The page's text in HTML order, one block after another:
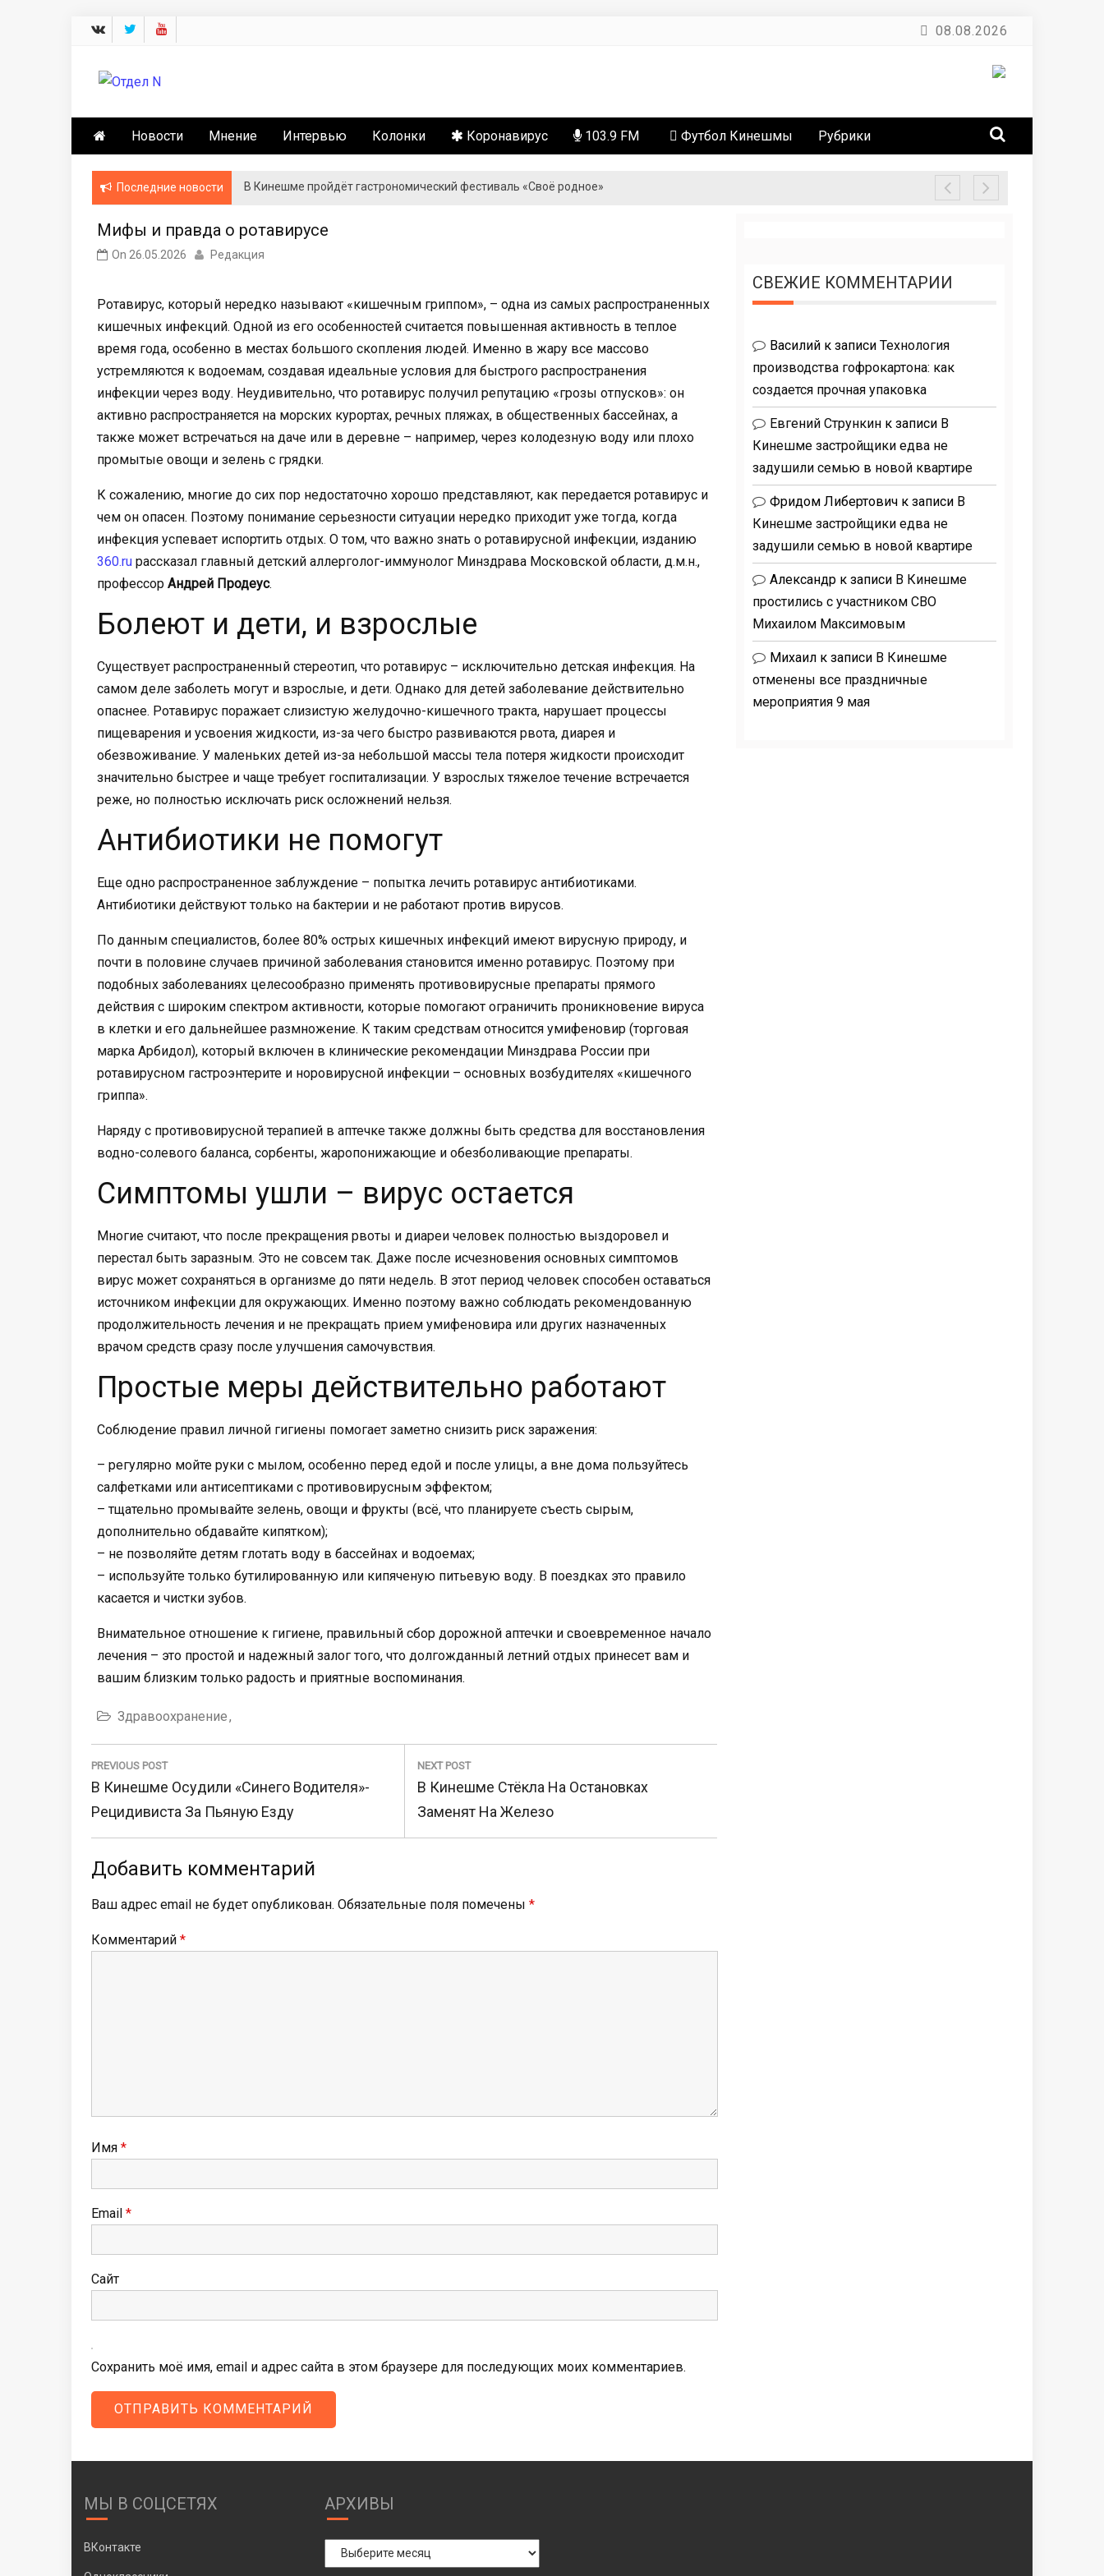
Skip
content
08.08.2026
Отдел N
Новости Мнение Интервью Колонки Коронавирус 103.9 FM Футбол Кинешмы Рубрики
Последние новости В Кинешме пройдёт гастрономический фестиваль «Своё родное»
Мифы и правда о ротавирусе
On 26.05.2026 Редакция
Ротавирус, который нередко называют «кишечным гриппом», – одна из самых распространенных
кишечных инфекций. Одной из его особенностей считается повышенная активность в теплое
время года, особенно в местах большого скопления людей. Именно в жару все массово
устремляются к водоемам, создавая идеальные условия для быстрого распространения
инфекции через воду. Неудивительно, что ротавирус получил репутацию «грозы отпусков»: он
активно распространяется на морских курортах, речных пляжах, в общественных бассейнах, а
также может встречаться на даче или в деревне – например, через колодезную воду или плохо
промытые овощи и зелень с грядки.
К сожалению, многие до сих пор недостаточно хорошо представляют, как передается ротавирус и
чем он опасен. Поэтому понимание серьезности ситуации нередко приходит уже тогда, когда
инфекция успевает испортить отдых. О том, что важно знать о ротавирусной инфекции, изданию
360.ru рассказал главный детский аллерголог-иммунолог Минздрава Московской области, д.м.н.,
профессор Андрей Продеус.
Болеют и дети, и взрослые
Существует распространенный стереотип, что ротавирус – исключительно детская инфекция. На
самом деле заболеть могут и взрослые, и дети. Однако для детей заболевание действительно
опаснее. Ротавирус поражает слизистую желудочно-кишечного тракта, нарушает процессы
пищеварения и усвоения жидкости, из-за чего быстро развиваются рвота, диарея и
обезвоживание. У маленьких детей из-за небольшой массы тела потеря жидкости происходит
значительно быстрее и чаще требует госпитализации. У взрослых тяжелое течение встречается
реже, но полностью исключать риск осложнений нельзя.
Антибиотики не помогут
Еще одно распространенное заблуждение – попытка лечить ротавирус антибиотиками.
Антибиотики действуют только на бактерии и не работают против вирусов.
По данным специалистов, более 80% острых кишечных инфекций имеют вирусную природу, и
почти в половине случаев причиной заболевания становится именно ротавирус. Поэтому при
подобных заболеваниях целесообразно применять противовирусные препараты прямого
действия с широким спектром активности, которые помогают ограничить проникновение вируса
в клетки и его дальнейшее размножение. К таким средствам относится умифеновир (торговая
марка Арбидол), который включен в клинические рекомендации Минздрава России при
ротавирусном гастроэнтерите и норовирусной инфекции – основных возбудителях «кишечного
гриппа».
Наряду с противовирусной терапией в аптечке также должны быть средства для восстановления
водно-солевого баланса, сорбенты, жаропонижающие и обезболивающие препараты.
Симптомы ушли – вирус остается
Многие считают, что после прекращения рвоты и диареи человек полностью выздоровел и
перестал быть заразным. Это не совсем так. Даже после исчезновения основных симптомов
вирус может сохраняться в организме до пяти недель. В этот период человек способен оставаться
источником инфекции для окружающих. Именно поэтому важно соблюдать рекомендованную
продолжительность лечения и не прекращать прием умифеновира или других назначенных
врачом средств сразу после улучшения самочувствия.
Простые меры действительно работают
Соблюдение правил личной гигиены помогает заметно снизить риск заражения:
– регулярно мойте руки с мылом, особенно перед едой и после улицы, а вне дома пользуйтесь
салфетками или антисептиками с противовирусным эффектом;
– тщательно промывайте зелень, овощи и фрукты (всё, что планируете съесть сырым,
дополнительно обдавайте кипятком);
– не позволяйте детям глотать воду в бассейнах и водоемах;
– используйте только бутилированную или кипяченую питьевую воду. В поездках это правило
касается и чистки зубов.
Внимательное отношение к гигиене, правильный сбор дорожной аптечки и своевременное начало
лечения – это простой и надежный залог того, что долгожданный летний отдых принесет вам и
вашим близким только радость и приятные воспоминания.
Здравоохранение
Навигация
по
записям
PREVIOUS POST
Previous
Post:
В Кинешме Осудили «синего Водителя»-
Рецидивиста За Пьяную Езду
NEXT POST
Next
Post:
В Кинешме Стёкла На Остановках
Заменят На Железо
Добавить комментарий
Ваш адрес email не будет опубликован. Обязательные поля помечены *
Комментарий *
Имя *
Email *
Сайт
Сохранить моё имя, email и адрес сайта в этом браузере для последующих моих комментариев.
СВЕЖИЕ КОММЕНТАРИИ
Василий к записиТехнология
производства гофрокартона: как
создается прочная упаковка
Евгений Стрункин к записи В
Кинешме застройщики едва не
задушили семью в новой квартире
Фридом Либертович к записи В
Кинешме застройщики едва не
задушили семью в новой квартире
Александр к записи В Кинешме
простились с участником СВО
Михаилом Максимовым
Михаил к записи В Кинешме
отменены все праздничные
мероприятия 9 мая
МЫ В СОЦСЕТЯХ
ВКонтакте
АРХИВЫ
Архивы